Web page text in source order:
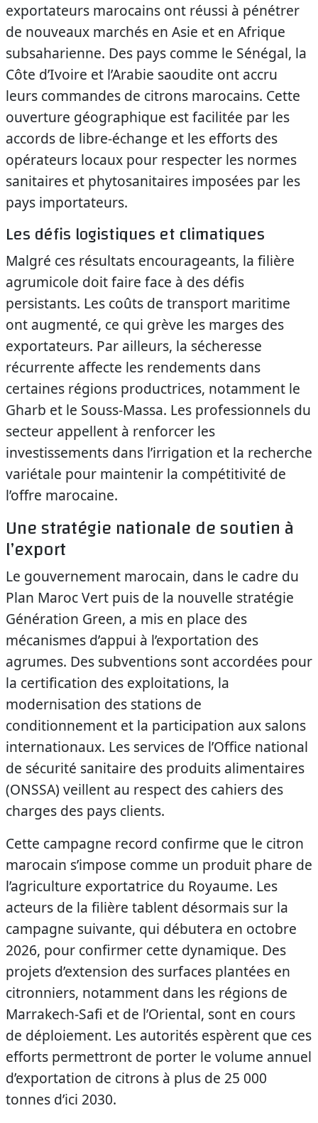
exportateurs marocains ont réussi à pénétrer
de nouveaux marchés en Asie et en Afrique
subsaharienne. Des pays comme le Sénégal, la
Côte d’Ivoire et l’Arabie saoudite ont accru
leurs commandes de citrons marocains. Cette
ouverture géographique est facilitée par les
accords de libre-échange et les efforts des
opérateurs locaux pour respecter les normes
sanitaires et phytosanitaires imposées par les
pays importateurs.
Les défis logistiques et climatiques
Malgré ces résultats encourageants, la filière
agrumicole doit faire face à des défis
persistants. Les coûts de transport maritime
ont augmenté, ce qui grève les marges des
exportateurs. Par ailleurs, la sécheresse
récurrente affecte les rendements dans
certaines régions productrices, notamment le
Gharb et le Souss-Massa. Les professionnels du
secteur appellent à renforcer les
investissements dans l’irrigation et la recherche
variétale pour maintenir la compétitivité de
l’offre marocaine.
Une stratégie nationale de soutien à
l’export
Le gouvernement marocain, dans le cadre du
Plan Maroc Vert puis de la nouvelle stratégie
Génération Green, a mis en place des
mécanismes d’appui à l’exportation des
agrumes. Des subventions sont accordées pour
la certification des exploitations, la
modernisation des stations de
conditionnement et la participation aux salons
internationaux. Les services de l’Office national
de sécurité sanitaire des produits alimentaires
(ONSSA) veillent au respect des cahiers des
charges des pays clients.
Cette campagne record confirme que le citron
marocain s’impose comme un produit phare de
l’agriculture exportatrice du Royaume. Les
acteurs de la filière tablent désormais sur la
campagne suivante, qui débutera en octobre
2026, pour confirmer cette dynamique. Des
projets d’extension des surfaces plantées en
citronniers, notamment dans les régions de
Marrakech-Safi et de l’Oriental, sont en cours
de déploiement. Les autorités espèrent que ces
efforts permettront de porter le volume annuel
d’exportation de citrons à plus de 25 000
tonnes d’ici 2030.